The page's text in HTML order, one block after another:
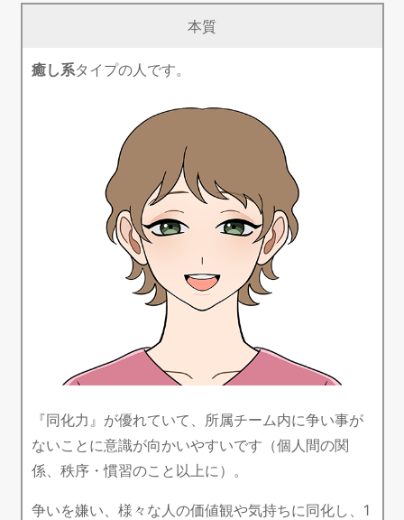
本質
癒し系タイプの人です。
『同化力』が優れていて、所属チーム内に争い事が
ないことに意識が向かいやすいです（個人間の関
係、秩序・慣習のこと以上に）。
争いを嫌い、様々な人の価値観や気持ちに同化し、1